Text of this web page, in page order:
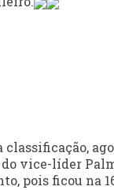
vice-líder
pois ficou na